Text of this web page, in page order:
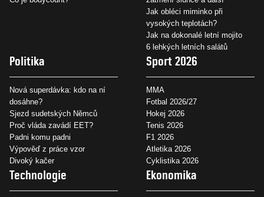
Jak obléci miminko při
vysokých teplotách?
Jak na dokonalé letní mojito
6 lehkých letních salátů
Politika
Nová superdávka: kdo na ní
dosáhne?
Sjezd sudetských Němců
Proč vláda zavádí EET?
Padni komu padni
Výpověď z práce vzor
Divoký kačer
Sport 2026
MMA
Fotbal 2026/27
Hokej 2026
Tenis 2026
F1 2026
Atletika 2026
Cyklistika 2026
Technologie Ekonomika